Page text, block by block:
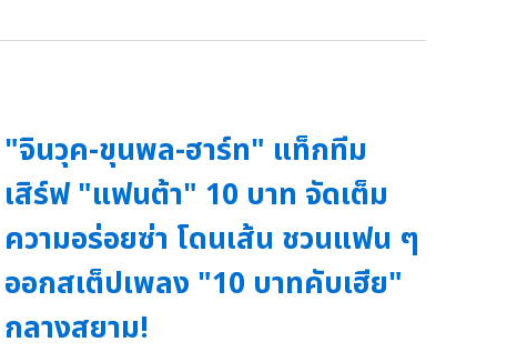
"จินวุค-ขุนพล-ฮาร์ท" แท็กทีม
เสิร์ฟ "แฟนต้า" 10 บาท จัดเต็ม
ความอร่อยซ่า โดนเส้น ชวนแฟน ๆ
ออกสเต็ปเพลง "10 บาทคับเฮีย"
กลางสยาม!